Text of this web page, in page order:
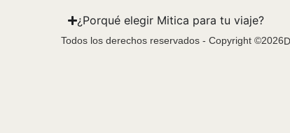
¿Porqué elegir Mitica para tu viaje?
Todos los derechos reservados - Copyright ©2026